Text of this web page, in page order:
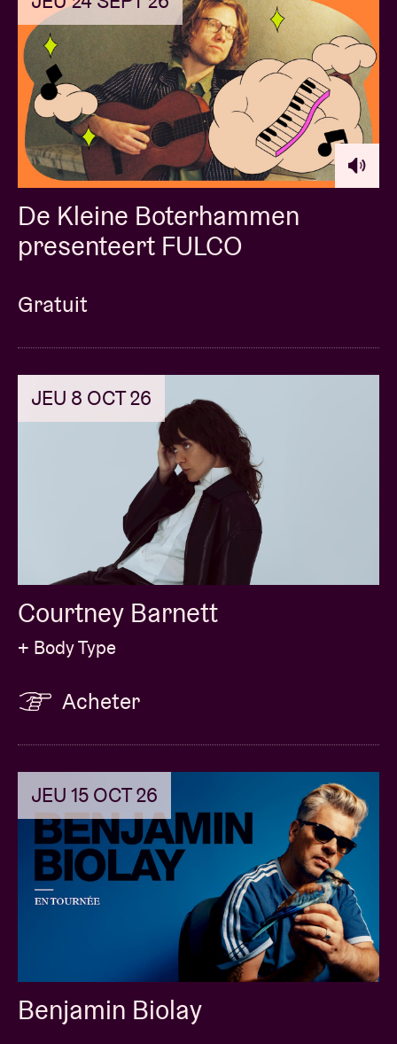
De Kleine Boterhammen
presenteert FULCO
Gratuit
JEU 8 OCT 26
Courtney Barnett
+ Body Type
Acheter
JEU 15 OCT 26
Benjamin Biolay